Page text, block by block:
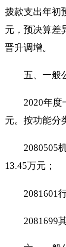
七、一般公
算情况说明
2020年度一
万元，比上年减
（境）费支出0
长0%，主要原因
100%，比上年
格控制公务用车
因是2020年12月
因公出国（
括：我单位无此